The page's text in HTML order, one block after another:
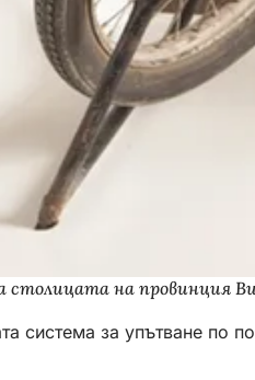
столицата на провинция
система за упътване по